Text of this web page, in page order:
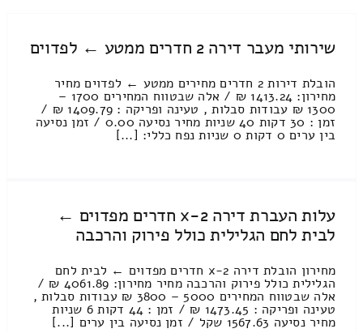
שירותי מעבר דירה 2 חדרים ממטע ← לפדוים
הובלת דירות 2 חדרים מחירים ממטע ← לפדוים מחיר
מחירון: 1413.24 ₪ / אלה שבטווח המחירים 1700 –
1300 ₪ עבודות סבלות , טעינה ופריקה : 1409.79 ₪ /
זמן : 30 דקות 40 שניות מחיר נסיעה 0.00 / זמן נסיעה
בין ערים 0 דקות 0 שניות נפח כללי: [...]
עלות העברת דירה 2-x חדרים מפדוים ←
לבית לחם הגלילית כולל פירוק והרכבה
מחירון הובלת דירה 2-x חדרים מפדוים ← לבית לחם
הגלילית כולל פירוק והרכבה מחיר מחירון: 4061.89 ₪ /
אלה שבטווח המחירים 5000 – 3800 ₪ עבודות סבלות ,
טעינה ופריקה : 1473.45 ₪ / זמן : 44 דקות 6 שניות
מחיר נסיעה 1567.63 שקל / זמן נסיעה בין ערים [...]